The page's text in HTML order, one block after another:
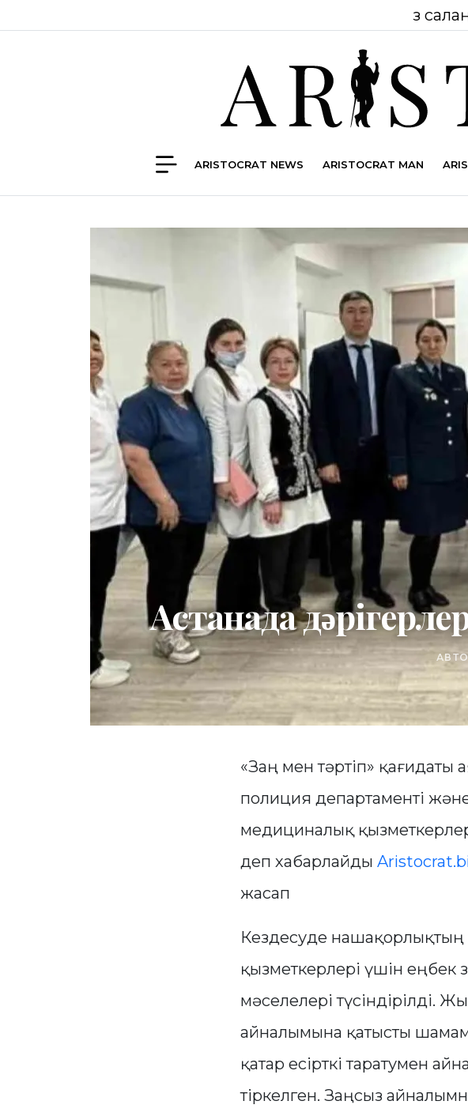
Өз
ARISTOCRAT NEWS ARISTOCRAT MAN
Астанада
«Заң мен тәртіп» қағидаты
полиция департаменті
медициналық
деп хабарлайды
жасап
Кездесуде
қызметкерлері үшін
мәселелері түсіндірілді.
айналымына қатысты
қатар есірткі таратумен
тіркелген. Заңсыз